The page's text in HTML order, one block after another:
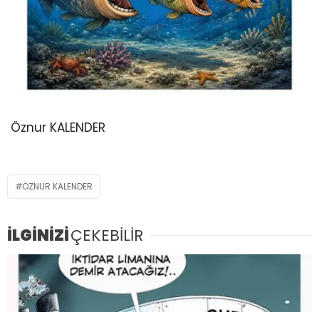
Öznur KALENDER
ÖZNUR KALENDER
İLGİNİZİÇEKEBİLİR